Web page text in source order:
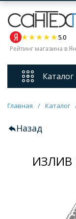
5.0
Рейтинг магазина в
Каталог
Смесители
Унитазы
Мебель
Главная / Каталог
Назад
ИЗЛИВ